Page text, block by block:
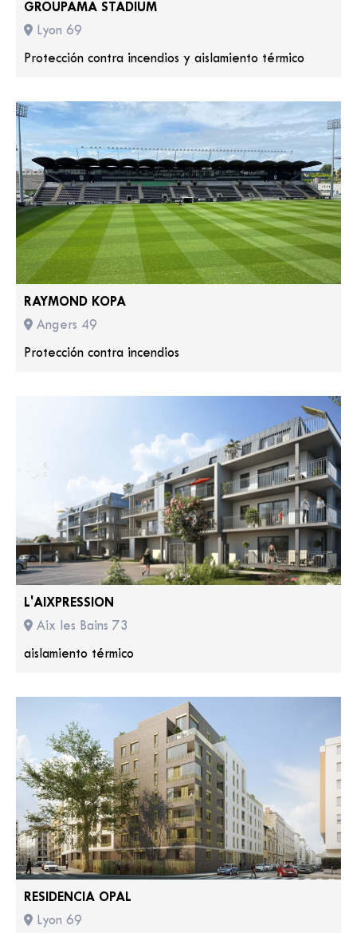
GROUPAMA STADIUM
Lyon 69
Protección contra incendios y aislamiento térmico
RAYMOND KOPA
Angers 49
Protección contra incendios
L'AIXPRESSION
Aix les Bains 73
aislamiento térmico
RESIDENCIA OPAL
Lyon 69